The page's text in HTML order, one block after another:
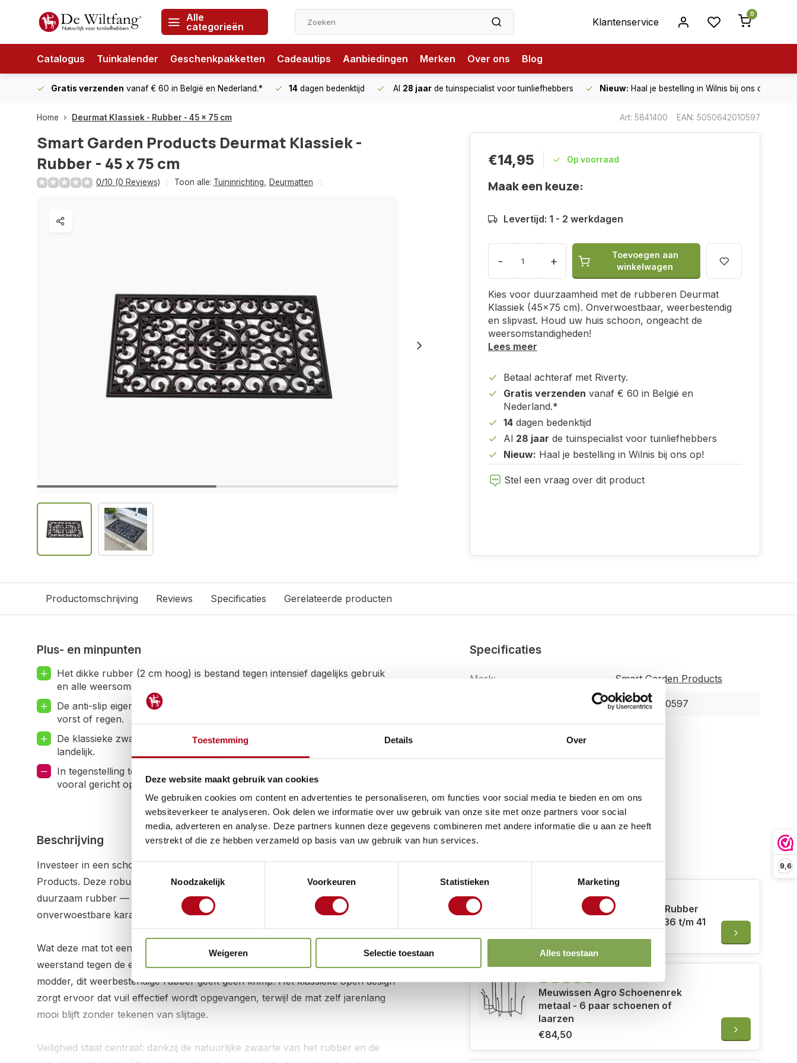
Toestemming Details Over
Deze website maakt gebruik van cookies
We gebruiken cookies om content en advertenties te personaliseren, om functies voor social media te bieden en om ons
websiteverkeer te analyseren. Ook delen we informatie over uw gebruik van onze site met onze partners voor social
media, adverteren en analyse. Deze partners kunnen deze gegevens combineren met andere informatie die u aan ze heeft
verstrekt of die ze hebben verzameld op basis van uw gebruik van hun services.
Toestemmingsselectie
Noodzakelijk
Voorkeuren Statistieken Marketing
Weigeren Selectie toestaan Alles toestaan
9,6
Alle
categorieën
Klantenservice
0
Catalogus Tuinkalender Geschenkpakketten Cadeautips Aanbiedingen Merken Over ons Blog
Gratis verzenden vanaf € 60 in België en Nederland.* 14 dagen bedenktijd Al 28 jaar de tuinspecialist voor tuinliefhebbers Nieuw: Haal je bestelling in Wilnis bij ons op!
Home Deurmat Klassiek - Rubber - 45 x 75 cm Art: 5841400 EAN: 5050642010597
Smart Garden Products Deurmat Klassiek -
Rubber - 45 x 75 cm
0/10 (0 Reviews) Toon alle: Tuininrichting, Deurmatten
€14,95 Op voorraad
Maak een keuze:
Levertijd: 1 - 2 werkdagen
- +
Toevoegen aan
winkelwagen
Kies voor duurzaamheid met de rubberen Deurmat
Klassiek (45x75 cm). Onverwoestbaar, weerbestendig
en slipvast. Houd uw huis schoon, ongeacht de
weersomstandigheden!
Lees meer
Betaal achteraf met Riverty.
Gratis verzenden vanaf € 60 in België en
Nederland.*
14 dagen bedenktijd
Al 28 jaar de tuinspecialist voor tuinliefhebbers
Nieuw: Haal je bestelling in Wilnis bij ons op!
Stel een vraag over dit product
Productomschrijving Reviews Specificaties Gerelateerde producten
Plus- en minpunten
Het dikke rubber (2 cm hoog) is bestand tegen intensief dagelijks gebruik
en alle weersomstandigheden.
De anti-slip eigenschappen minimaliseren het risico op uitglijden, zelfs bij
vorst of regen.
De klassieke zwarte uitstraling past bij elke woning, van modern tot
landelijk.
In tegenstelling tot kokosvezel heeft deze mat geen borstelharen; hij is
vooral gericht op het opvangen van grof vuil en nattigheid.
Beschrijving
Investeer in een schone entree met de Deurmat Klassiekvan Smart Garden
Products. Deze robuuste mat van 45 x 75 cm
is vervaardigd uit hoogwaardig,
duurzaam rubber — een materiaal dat wij bij De Wiltfang
waarderen om zijn
onverwoestbare karakter en praktische eenvoud.
Wat deze mat tot een onmisbare bondgenoot maakt, is zijn uitzonderlijke
weerstand tegen de elementen. Of het nu gaat om hevige regen, sneeuw of
modder, dit weerbestendige rubber geeft geen krimp. Het klassieke open design
zorgt ervoor dat vuil effectief wordt opgevangen, terwijl de mat zelf jarenlang
mooi blijft zonder tekenen van slijtage.
Veiligheid staat centraal: dankzij de natuurlijke zwaarte van het rubber en de
Specificaties
Merk: Smart Garden Products
5050642010597
Fysieke eigenschappen
Overige kenmerken
Lees meer
Handig voor erbij
Rouchette Tuinlaars grijs - Rubber
en Neopreen - Enkelaars - 36 t/m 41
€49,95
Meuwissen Agro Schoenenrek
metaal - 6 paar schoenen of
laarzen
€84,50